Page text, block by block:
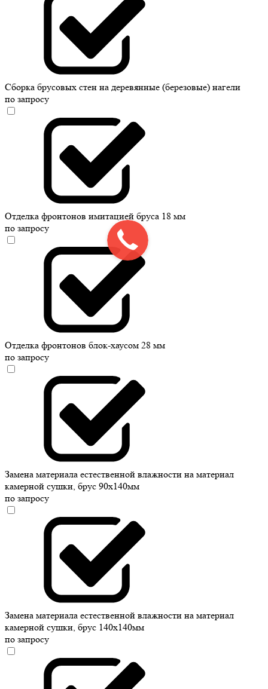
Сборка брусовых стен на деревянные (березовые) нагели
по запросу
Отделка фронтонов имитацией бруса 18 мм
по запросу
Отделка фронтонов блок-хаусом 28 мм
по запросу
Замена материала естественной влажности на материал
камерной сушки, брус 90х140мм
по запросу
Замена материала естественной влажности на материал
камерной сушки, брус 140х140мм
по запросу